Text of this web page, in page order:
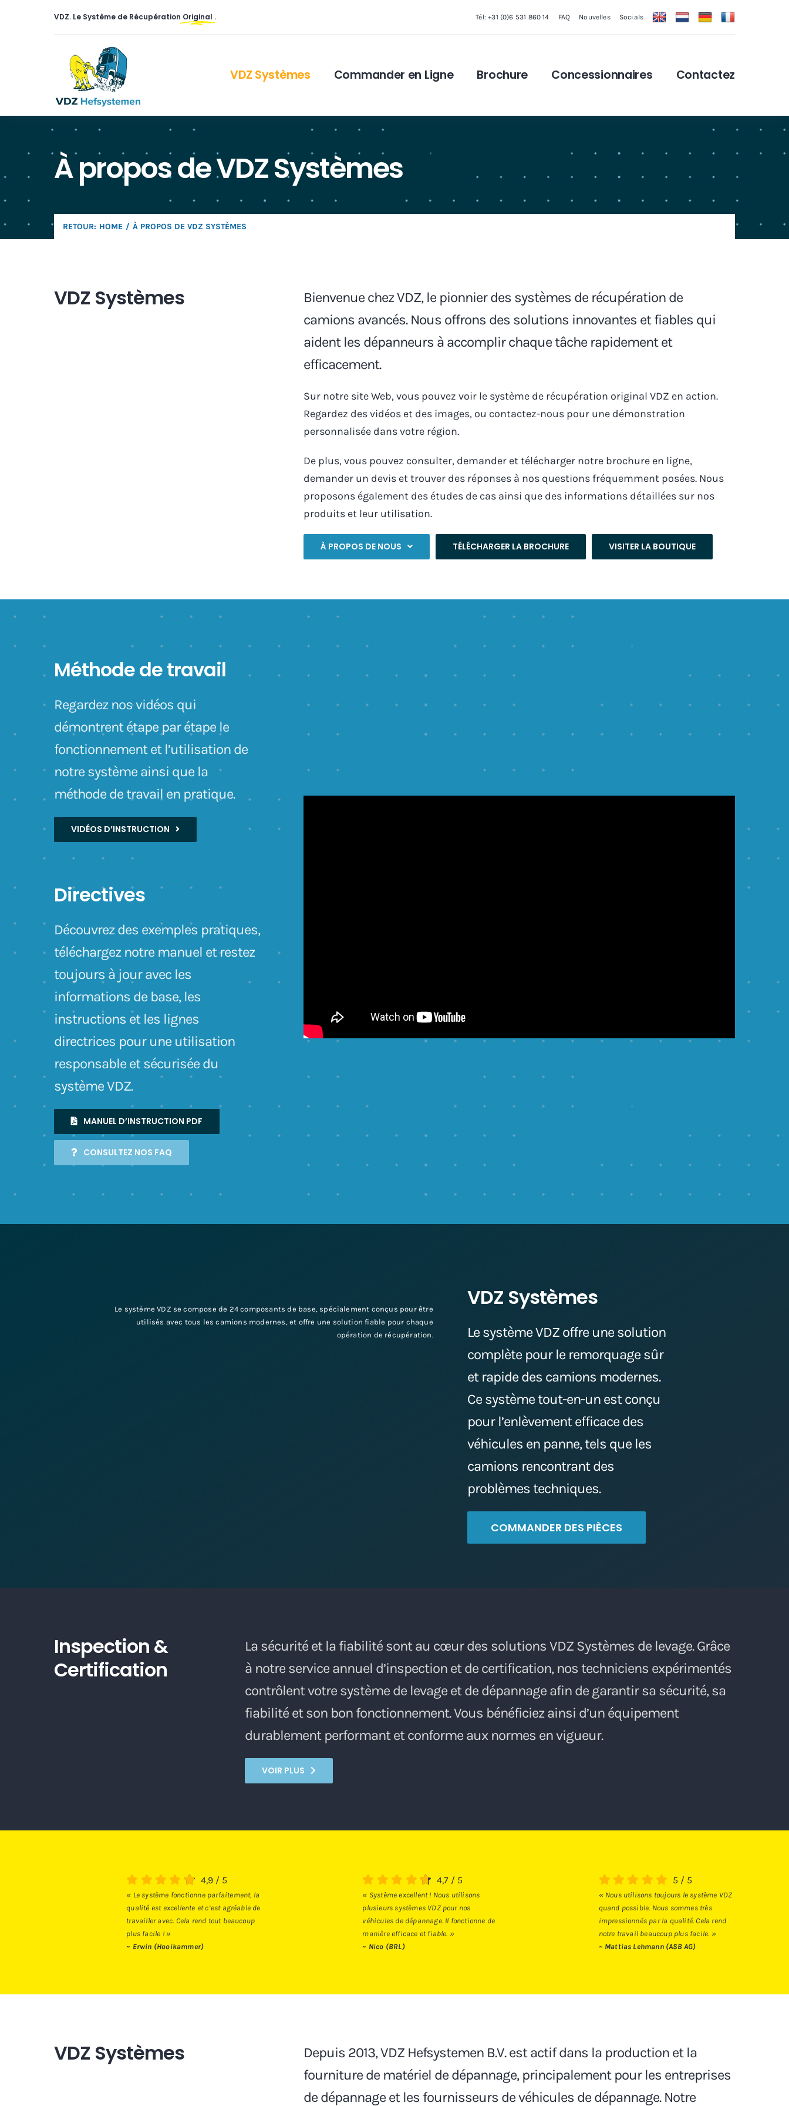
VDZ. Le Système de Récupération Original . Tél: +31 (0)6 531 860 14 FAQ Nouvelles Socials
VDZ Systèmes Commander en Ligne Brochure Concessionnaires Contactez
À propos de VDZ Systèmes
RETOUR: HOME À PROPOS DE VDZ SYSTÈMES
VDZ Systèmes
Bienvenue chez VDZ, le pionnier des systèmes de récupération de
camions avancés. Nous offrons des solutions innovantes et fiables qui
aident les dépanneurs à accomplir chaque tâche rapidement et
efficacement.
Sur notre site Web, vous pouvez voir le système de récupération original VDZ en action.
Regardez des vidéos et des images, ou contactez-nous pour une démonstration
personnalisée dans votre région.
De plus, vous pouvez consulter, demander et télécharger notre brochure en ligne,
demander un devis et trouver des réponses à nos questions fréquemment posées. Nous
proposons également des études de cas ainsi que des informations détaillées sur nos
produits et leur utilisation.
À PROPOS DE NOUS TÉLÉCHARGER LA BROCHURE VISITER LA BOUTIQUE
Méthode de travail
Regardez nos vidéos qui
démontrent étape par étape le
fonctionnement et l’utilisation de
notre système ainsi que la
méthode de travail en pratique.
VIDÉOS D’INSTRUCTION
Directives
Découvrez des exemples pratiques,
téléchargez notre manuel et restez
toujours à jour avec les
informations de base, les
instructions et les lignes
directrices pour une utilisation
responsable et sécurisée du
système VDZ.
MANUEL D’INSTRUCTION PDF
CONSULTEZ NOS FAQ
Le système VDZ se compose de 24 composants de base, spécialement conçus pour être
utilisés avec tous les camions modernes, et offre une solution fiable pour chaque
opération de récupération.
VDZ Systèmes
Le système VDZ offre une solution
complète pour le remorquage sûr
et rapide des camions modernes.
Ce système tout-en-un est conçu
pour l’enlèvement efficace des
véhicules en panne, tels que les
camions rencontrant des
problèmes techniques.
COMMANDER DES PIÈCES
Inspection &
Certification
La sécurité et la fiabilité sont au cœur des solutions VDZ Systèmes de levage. Grâce
à notre service annuel d’inspection et de certification, nos techniciens expérimentés
contrôlent votre système de levage et de dépannage afin de garantir sa sécurité, sa
fiabilité et son bon fonctionnement. Vous bénéficiez ainsi d’un équipement
durablement performant et conforme aux normes en vigueur.
VOIR PLUS
4,9/ 5
« Le système fonctionne parfaitement, la
qualité est excellente et c’est agréable de
travailler avec. Cela rend tout beaucoup
plus facile ! »
~ Erwin (Hooikammer)
4,7/ 5
« Système excellent ! Nous utilisons
plusieurs systèmes VDZ pour nos
véhicules de dépannage. Il fonctionne de
manière efficace et fiable. »
~ Nico (BRL)
5 / 5
« Nous utilisons toujours le système VDZ
quand possible. Nous sommes très
impressionnés par la qualité. Cela rend
notre travail beaucoup plus facile. »
~ Mattias Lehmann (ASB AG)
VDZ Systèmes
Depuis 2013, VDZ Hefsystemen B.V. est actif dans la production et la
fourniture de matériel de dépannage, principalement pour les entreprises
de dépannage et les fournisseurs de véhicules de dépannage. Notre